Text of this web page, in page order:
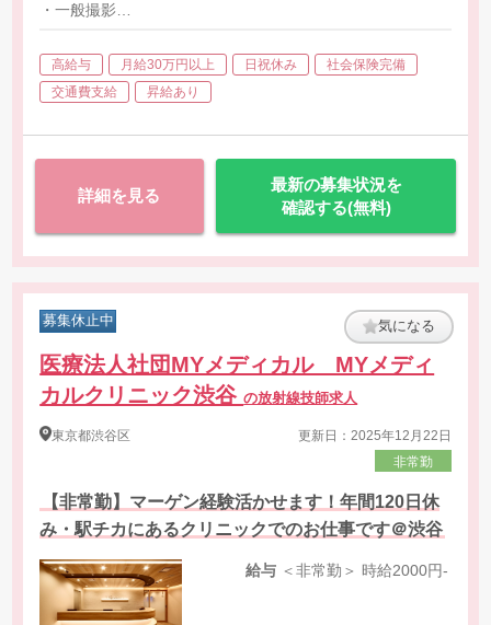
・一般撮影
・カルテ記入
・医師の補助等
※身長治療における運営業務を行っていただける方も大歓迎。
高給与 月給30万円以上 日祝休み
社会保険完備
交通費支給
昇給あり
詳細を見る
最新の募集状況を
確認する(無料)
募集休止中 気になる
医療法人社団MYメディカル MYメディ
カルクリニック渋谷の放射線技師求人
東京都渋谷区
更新日：2025年12月22日
非常勤
【非常勤】マーゲン経験活かせます！年間120日休
み・駅チカにあるクリニックでのお仕事です＠渋谷
給与 ＜非常勤＞ 時給2000円-